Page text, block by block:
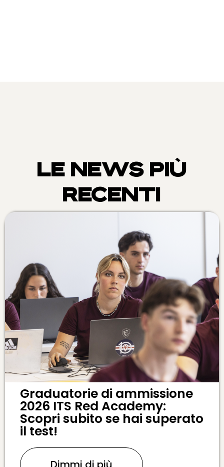
LE NEWS PIÙ
RECENTI
Graduatorie di ammissione
2026 ITS Red Academy:
Scopri subito se hai superato
il test!